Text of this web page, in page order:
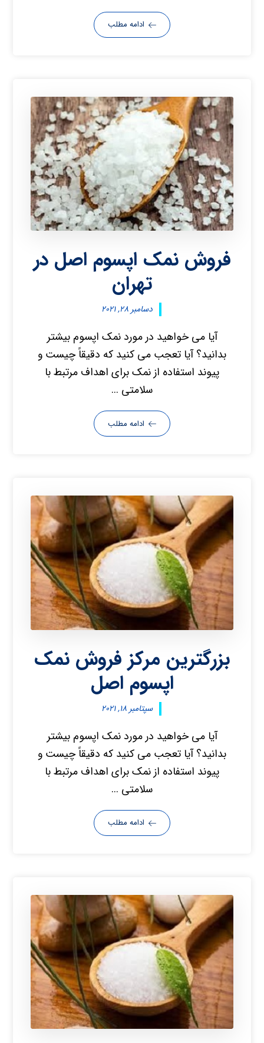
ادامه مطلب
فروش نمک اپسوم اصل در
تهران
دسامبر ۲۸, ۲۰۲۱
آیا می خواهید در مورد نمک اپسوم بیشتر
بدانید؟ آیا تعجب می کنید که دقیقاً چیست و
پیوند استفاده از نمک برای اهداف مرتبط با
سلامتی ...
ادامه مطلب
بزرگترین مرکز فروش نمک
اپسوم اصل
سپتامبر ۱۸, ۲۰۲۱
آیا می خواهید در مورد نمک اپسوم بیشتر
بدانید؟ آیا تعجب می کنید که دقیقاً چیست و
پیوند استفاده از نمک برای اهداف مرتبط با
سلامتی ...
ادامه مطلب